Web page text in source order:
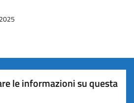
le informazioni su questa